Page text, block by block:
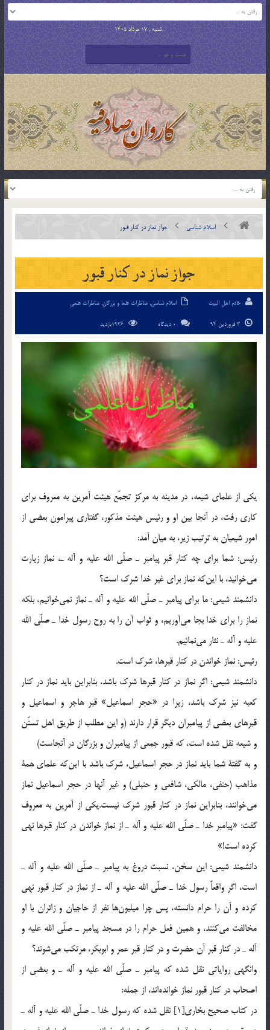
شنبه , 17 مرداد 1405
اسلام شناسی جواز نماز در كنار قبور
جواز نماز در كنار قبور
خادم اهل البیت اسلام شناسی, مناظرات علما و بزرگان, مناظرات علمی
0 دیدگاه
يكي از علماي شيعه، در مدينه به مركز تجمّع هيئت آمرين به معروف براي
كاري رفت، در آنجا بين او و رئيس هيئت مذكور، گفتاري پيرامون بعضي از
امور شيعيان به ترتيب زير، به ميان آمد:
رئيس: شما براي چه كنار قبر پيامبر ـ صلّي الله عليه و آله ـ، نماز زيارت
مي‌خوانيد، با اين‌كه نماز براي غير خدا شرك است؟
دانشمند شيعي: ما براي پيامبر ـ صلّي الله عليه و آله ـ نماز نمي‌خوانيم، بلكه
نماز را براي خدا بجا مي‌آوريم، و ثواب آن را به روح رسول خدا ـ صلّي الله
عليه و آله ـ نثار مي‌نمائيم.
رئيس: نماز خواندن در كنار قبرها، شرك است.
دانشمند شيعي: اگر نماز در كنار قبرها شرك باشد، بنابراين بايد نماز در كنار
كعبه نيز شرك باشد، زيرا در «حجر اسماعيل» قبر هاجر و اسماعيل و
قبرهاي بعضي از پيامبران ديگر قرار دارند (و اين مطلب از طريق اهل تسنّن
و شيعه نقل شده است، كه قبور جمعي از پيامبران و بزرگان در آنجاست)
و به گفتة شما بايد نماز در حجر اسماعيل، شرك باشد با اين‌كه علماي همة
مذاهب (حنفي، مالكي، شافعي و حنبلي) و غير آنها در حجر اسماعيل نماز
مي‌خوانند، بنابراين نماز در كنار قبور شرك نيست.يكي از آمرين به معروف
گفت: «پيامبر خدا ـ صلّي الله عليه و آله ـ از نماز خواندن در كنار قبرها نهي
كرده است!»
دانشمند شيعي: اين سخن، نسبت دروغ به پيامبر ـ صلّي الله عليه و آله ـ
است، اگر واقعاً رسول خدا ـ صلّي الله عليه و آله ـ از نماز در كنار قبور نهي
كرده و آن را حرام دانسته، پس چرا ميليون‌ها نفر از حاجيان و زائران با او
مخالفت مي‌كنند، و همين فعل حرام را در مسجد پيامبر ـ صلّي الله عليه و
آله ـ در كنار قبر آن حضرت و در كنار قبر عمر و ابوبكر، مرتكب مي‌شوند؟
وانگهي رواياتي نقل شده كه پيامبر ـ صلّي الله عليه و آله ـ و بعضي از
اصحاب در كنار قبور نماز خوانده‌اند، از جمله:
در كتاب صحيح بخاري[1] نقل شده كه رسول خدا ـ صلّي الله عليه و آله ـ